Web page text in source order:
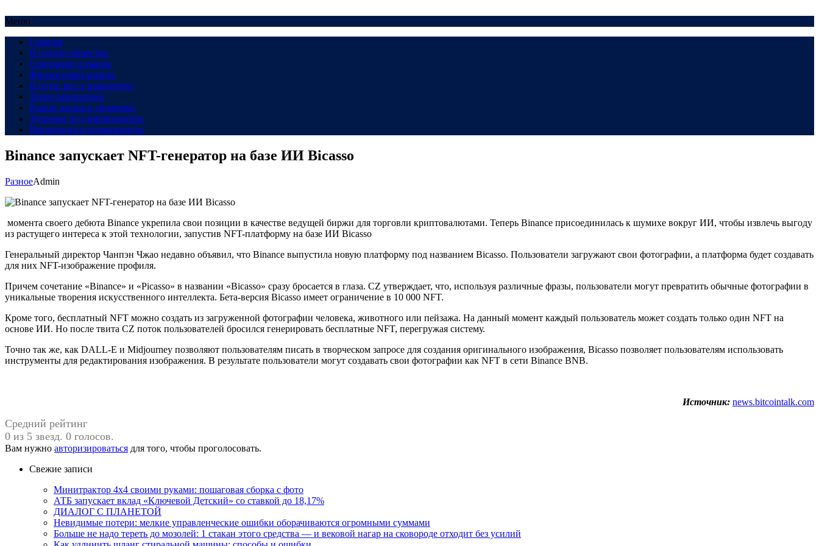
Меню
Главная
В сердце общества
Созидание и рынок
Финансовый компас
В пути: все о транспорте
Техно-революция
Рынок жилья в динамике
Здоровье под микроскопом
Инновации и возможности
Binance запускает NFT-генератор на базе ИИ Bicasso
РазноеAdmin
момента своего дебюта Binance укрепила свои позиции в качестве ведущей биржи для торговли криптовалютами. Теперь Binance присоединилась к шумихе вокруг ИИ, чтобы извлечь выгоду
из растущего интереса к этой технологии, запустив NFT-платформу на базе ИИ Bicasso
Генеральный директор Чанпэн Чжао недавно объявил, что Binance выпустила новую платформу под названием Bicasso. Пользователи загружают свои фотографии, а платформа будет создавать
для них NFT-изображение профиля.
Причем сочетание «Binance» и «Picasso» в названии «Bicasso» сразу бросается в глаза. CZ утверждает, что, используя различные фразы, пользователи могут превратить обычные фотографии в
уникальные творения искусственного интеллекта. Бета-версия Bicasso имеет ограничение в 10 000 NFT.
Кроме того, бесплатный NFT можно создать из загруженной фотографии человека, животного или пейзажа. На данный момент каждый пользователь может создать только один NFT на
основе ИИ. Но после твита CZ поток пользователей бросился генерировать бесплатные NFT, перегружая систему.
Точно так же, как DALL-E и Midjourney позволяют пользователям писать в творческом запросе для создания оригинального изображения, Bicasso позволяет пользователям использовать
инструменты для редактирования изображения. В результате пользователи могут создавать свои фотографии как NFT в сети Binance BNB.
Источник: news.bitcointalk.com
Средний рейтинг
0 из 5 звезд. 0 голосов.
Вам нужно авторизироваться для того, чтобы проголосовать.
Свежие записи
Минитрактор 4х4 своими руками: пошаговая сборка с фото
АТБ запускает вклад «Ключевой Детский» со ставкой до 18,17%
ДИАЛОГ С ПЛАНЕТОЙ
Невидимые потери: мелкие управленческие ошибки оборачиваются огромными суммами
Больше не надо тереть до мозолей: 1 стакан этого средства — и вековой нагар на сковороде отходит без усилий